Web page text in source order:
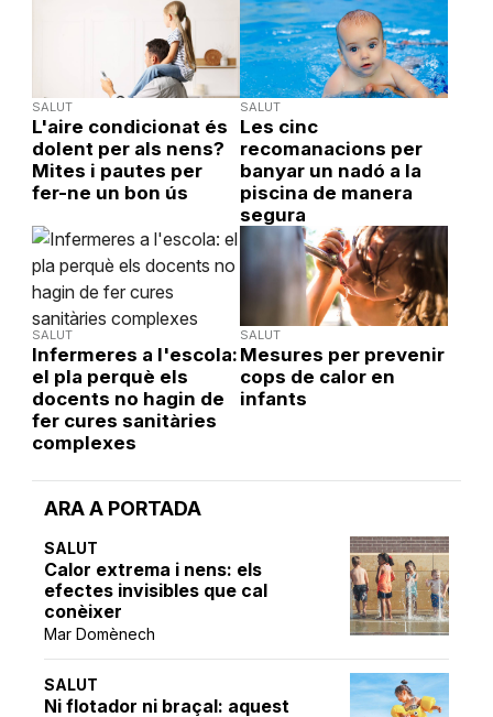
ARA A PORTADA
SALUT
Calor extrema i nens: els
efectes invisibles que cal
conèixer
Mar Domènech
SALUT
Ni flotador ni braçal: aquest
SALUT
L'aire condicionat és
dolent per als nens?
Mites i pautes per
fer-ne un bon ús
SALUT
Les cinc
recomanacions per
banyar un nadó a la
piscina de manera
segura
SALUT
Infermeres a l'escola:
el pla perquè els
docents no hagin de
fer cures sanitàries
complexes
SALUT
Mesures per prevenir
cops de calor en
infants